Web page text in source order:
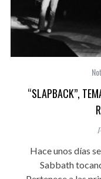
“SLAPBACK”,
Hace unos días
Sabbath